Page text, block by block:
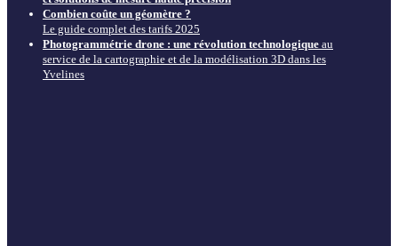
Combien coûte un géomètre ?
Le guide complet des tarifs 2025
Photogrammétrie drone : une révolution technologique au
service de la cartographie et de la modélisation 3D dans les
Yvelines